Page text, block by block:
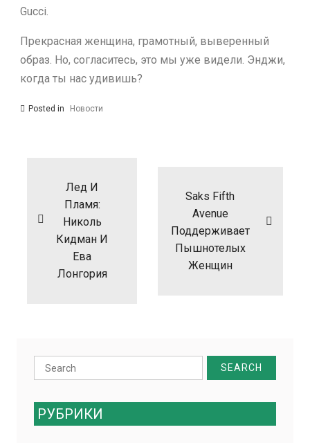
Gucci.
Прекрасная женщина, грамотный, выверенный
образ. Но, согласитесь, это мы уже видели. Энджи,
когда ты нас удивишь?
Posted in Новости
записямЛед И
Пламя:
Николь
Кидман И
Ева
Лонгория
Saks Fifth
Avenue
Поддерживает
Пышнотелых
Женщин
Search
for:
РУБРИКИ